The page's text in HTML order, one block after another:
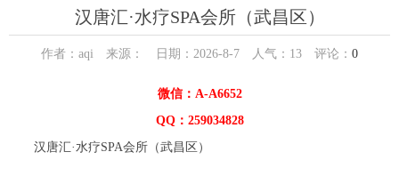
汉唐汇·水疗SPA会所（武昌区）
作者：aqi 来源： 日期：2026-8-7 人气： 13 评论： 0
微信：A-A6652
QQ：259034828
汉唐汇·水疗SPA会所（武昌区）